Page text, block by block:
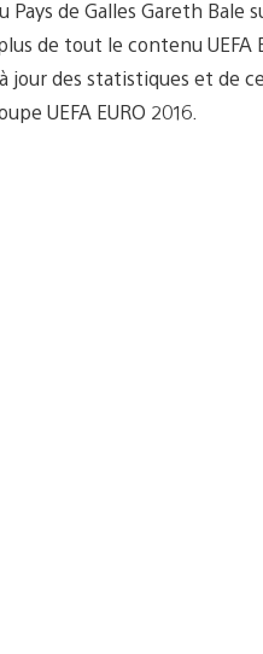
de Galles Gareth Bale
de tout le contenu UEFA
jour des statistiques et de
UEFA EURO 2016.